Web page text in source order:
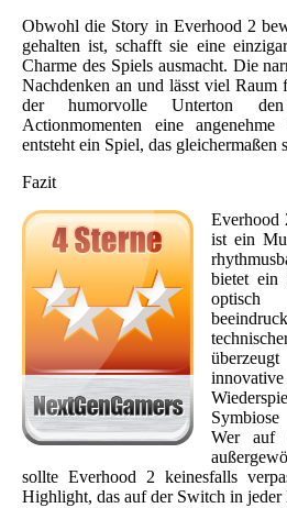
Obwohl die Story in Everhood 2
gehalten ist, schafft sie eine
Charme des Spiels ausmacht. Die
Nachdenken an und lässt viel Raum
der humorvolle Unterton den
Actionmomenten eine
entsteht ein Spiel, das gleichermaßen
Fazit
Everhood
ist ein
bietet ein
optisch
Wer auf
sollte Everhood 2 keinesfalls
Highlight, das auf der Switch in jeder